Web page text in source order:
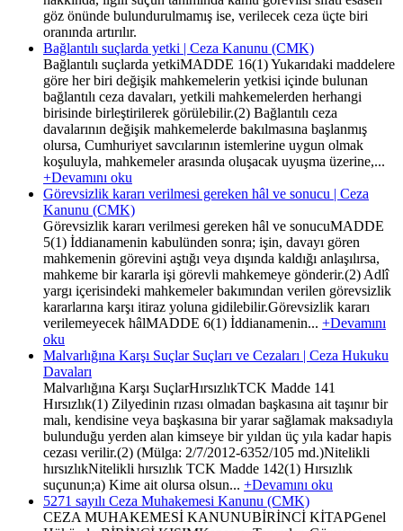
göz önünde bulundurulmamış ise, verilecek ceza üçte biri
oranında artırılır.
Bağlantılı suçlarda yetki | Ceza Kanunu (CMK)
Bağlantılı suçlarda yetkiMADDE 16(1) Yukarıdaki maddelere
göre her biri değişik mahkemelerin yetkisi içinde bulunan
bağlantılı ceza davaları, yetkili mahkemelerden herhangi
birisinde birleştirilerek görülebilir.(2) Bağlantılı ceza
davalarının değişik mahkemelerde bakılmasına başlanmış
olursa, Cumhuriyet savcılarının istemlerine uygun olmak
koşuluyla, mahkemeler arasında oluşacak uyuşma üzerine,...
+Devamını oku
Görevsizlik kararı verilmesi gereken hâl ve sonucu | Ceza
Kanunu (CMK)
Görevsizlik kararı verilmesi gereken hâl ve sonucuMADDE
5(1) İddianamenin kabulünden sonra; işin, davayı gören
mahkemenin görevini aştığı veya dışında kaldığı anlaşılırsa,
mahkeme bir kararla işi görevli mahkemeye gönderir.(2) Adlî
yargı içerisindeki mahkemeler bakımından verilen görevsizlik
kararlarına karşı itiraz yoluna gidilebilir.Görevsizlik kararı
verilemeyecek hâlMADDE 6(1) İddianamenin... +Devamını
oku
Malvarlığına Karşı Suçlar Suçları ve Cezaları | Ceza Hukuku
Davaları
Malvarlığına Karşı SuçlarHırsızlıkTCK Madde 141
Hırsızlık(1) Zilyedinin rızası olmadan başkasına ait taşınır bir
malı, kendisine veya başkasına bir yarar sağlamak maksadıyla
bulunduğu yerden alan kimseye bir yıldan üç yıla kadar hapis
cezası verilir.(2) (Mülga: 2/7/2012-6352/105 md.)Nitelikli
hırsızlıkNitelikli hırsızlık TCK Madde 142(1) Hırsızlık
suçunun;a) Kime ait olursa olsun... +Devamını oku
5271 sayılı Ceza Muhakemesi Kanunu (CMK)
CEZA MUHAKEMESİ KANUNUBİRİNCİ KİTAPGenel